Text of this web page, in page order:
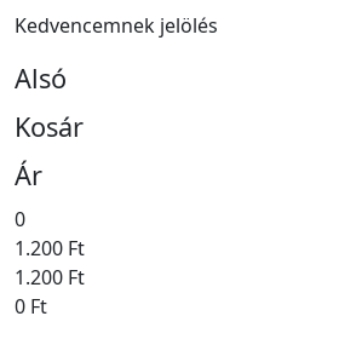
Kedvencemnek jelölés
Alsó
Kosár
Ár
0
1.200 Ft
1.200 Ft
0 Ft